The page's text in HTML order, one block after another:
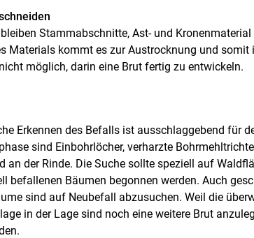
Stammabschnitte, Ast- und
Materials kommt es zur Austrocknung und somit
möglich, darin eine Brut fertig zu entwickeln.
Erkennen des Befalls ist ausschlaggebend für
sind Einbohrlöcher, verharzte
an der Rinde. Die Suche sollte speziell auf
befallenen Bäumen begonnen werden. Auch
sind auf Neubefall abzusuchen. Weil die
in der Lage sind noch eine weitere Brut